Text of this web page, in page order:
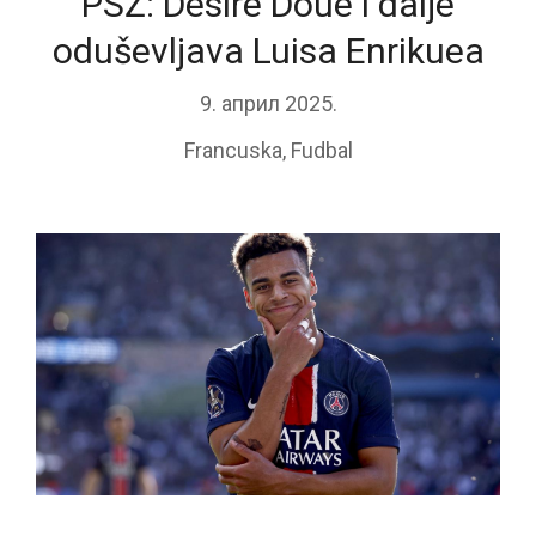
oduševljava Luisa Enrikuea
9. април 2025.
Francuska, Fudbal